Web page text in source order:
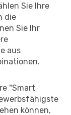
Sie Ihre
die
Sie Ihr
aus
"Smart
können,